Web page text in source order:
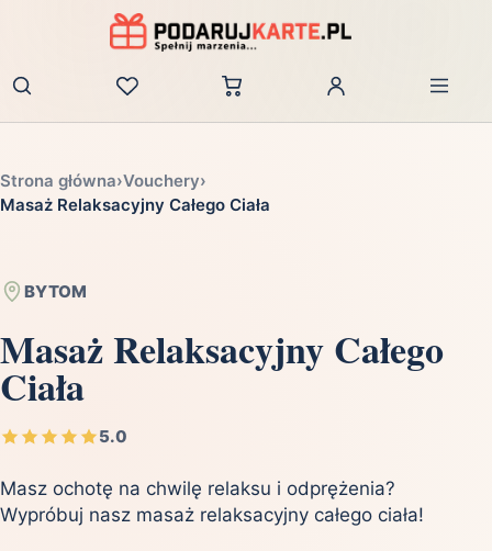
Zaloguj
Strona główna›Vouchery›
Masaż Relaksacyjny Całego Ciała
BYTOM
Masaż Relaksacyjny Całego
Ciała
5.0
Masz ochotę na chwilę relaksu i odprężenia?
Wypróbuj nasz masaż relaksacyjny całego ciała!